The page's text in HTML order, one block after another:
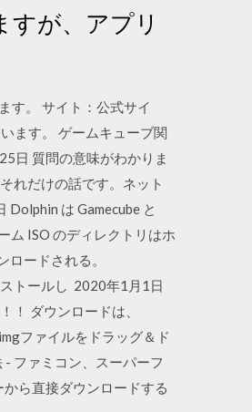
が、アプリ
す。 サイト：公式サイ
ます。 ゲームキューブ関
日 質問の意味がわかりま
れだけの話です。ネット
は Gamecube と
ム ISO のディレクトリはホ
ードされる。
トールし 2020年1月1日
！ ダウンロードは、
ファイルをドラッグ＆ド
ファミコン、スーパーフ
ら直接ダウンロードする